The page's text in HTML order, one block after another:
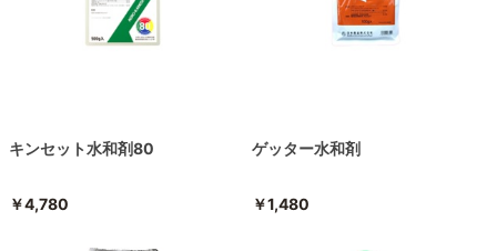
キンセット水和剤80
￥4,780
ゲッター水和剤
￥1,480